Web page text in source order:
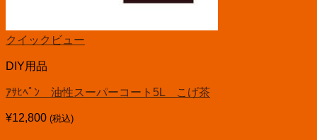
クイックビュー
DIY用品
ｱｻﾋﾍﾟﾝ 油性スーパーコート5L こげ茶
¥12,800 (税込)